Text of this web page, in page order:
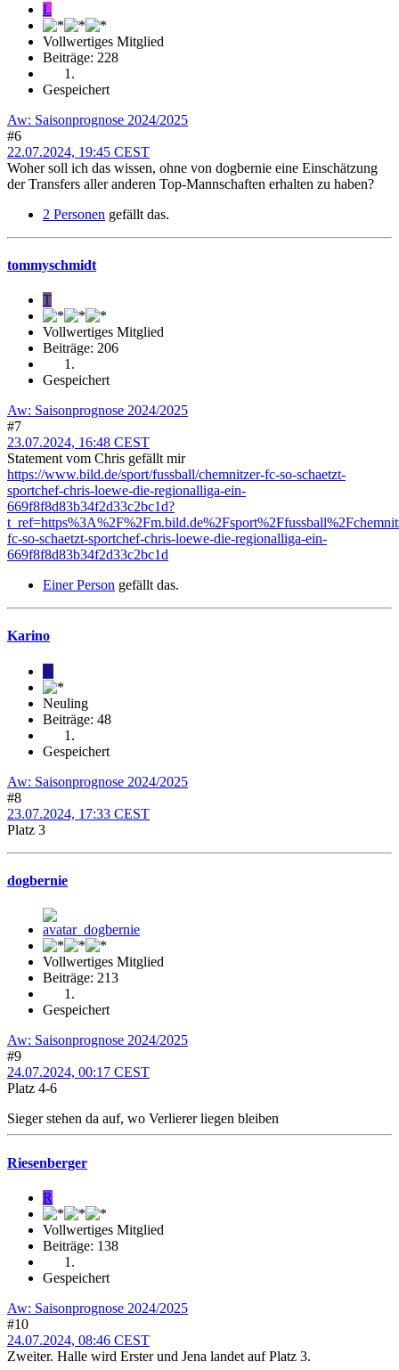
L
Vollwertiges Mitglied
Beiträge: 228
Gespeichert
Aw: Saisonprognose 2024/2025
#6
22.07.2024, 19:45 CEST
Woher soll ich das wissen, ohne von dogbernie eine Einschätzung
der Transfers aller anderen Top-Mannschaften erhalten zu haben?
2 Personen gefällt das.
tommyschmidt
T
Vollwertiges Mitglied
Beiträge: 206
Gespeichert
Aw: Saisonprognose 2024/2025
#7
23.07.2024, 16:48 CEST
Statement vom Chris gefällt mir
https://www.bild.de/sport/fussball/chemnitzer-fc-so-schaetzt-
sportchef-chris-loewe-die-regionalliga-ein-
669f8f8d83b34f2d33c2bc1d?
fc-so-schaetzt-sportchef-chris-loewe-die-regionalliga-ein-
669f8f8d83b34f2d33c2bc1d
Einer Person gefällt das.
Karino
K
Neuling
Beiträge: 48
Gespeichert
Aw: Saisonprognose 2024/2025
#8
23.07.2024, 17:33 CEST
Platz 3
dogbernie
Vollwertiges Mitglied
Beiträge: 213
Gespeichert
Aw: Saisonprognose 2024/2025
#9
24.07.2024, 00:17 CEST
Platz 4-6
Sieger stehen da auf, wo Verlierer liegen bleiben
Riesenberger
R
Vollwertiges Mitglied
Beiträge: 138
Gespeichert
Aw: Saisonprognose 2024/2025
#10
24.07.2024, 08:46 CEST
Zweiter. Halle wird Erster und Jena landet auf Platz 3.